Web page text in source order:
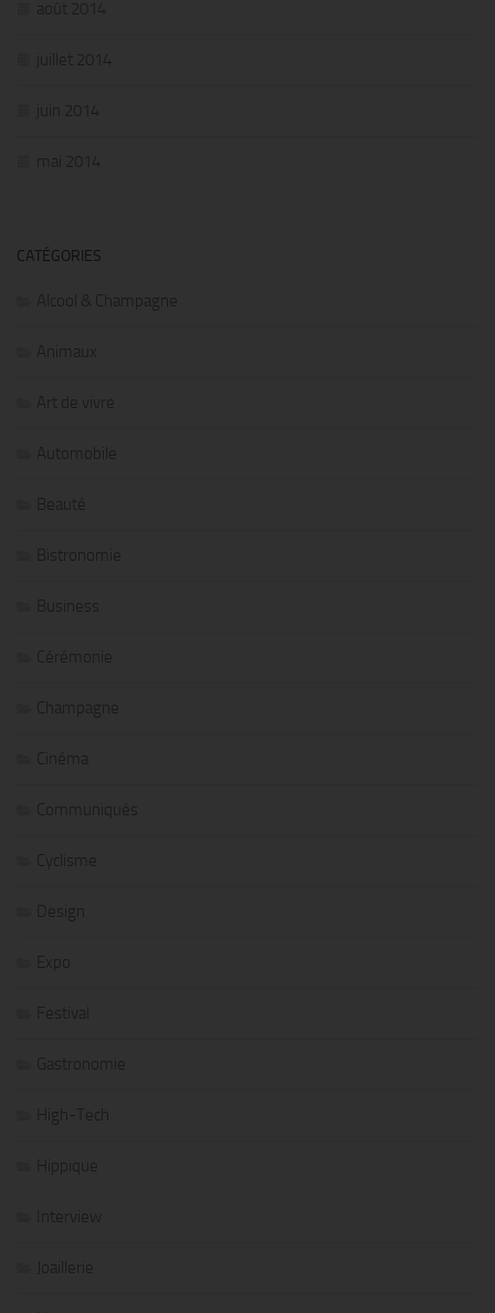
août 2014
juillet 2014
juin 2014
mai 2014
CATÉGORIES
Alcool & Champagne
Animaux
Art de vivre
Automobile
Beauté
Bistronomie
Business
Cérémonie
Champagne
Cinéma
Communiqués
Cyclisme
Design
Expo
Festival
Gastronomie
High-Tech
Hippique
Interview
Joaillerie